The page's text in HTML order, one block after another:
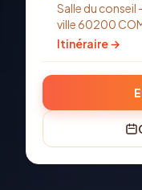
Salle du conseil
ville 60200
Itinéraire →